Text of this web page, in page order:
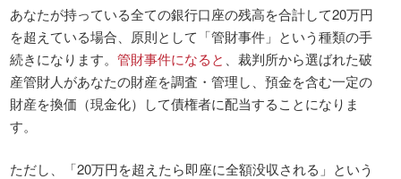
あなたが持っている全ての銀行口座の残高を合計して20万円
を超えている場合、原則として「管財事件」という種類の手
続きになります。管財事件になると 、裁判所から選ばれた破
産管財人があなたの財産を調査・管理し、預金を含む一定の
財産を換価（現金化）して債権者に配当することになりま
す。
ただし、「20万円を超えたら即座に全額没収される」という